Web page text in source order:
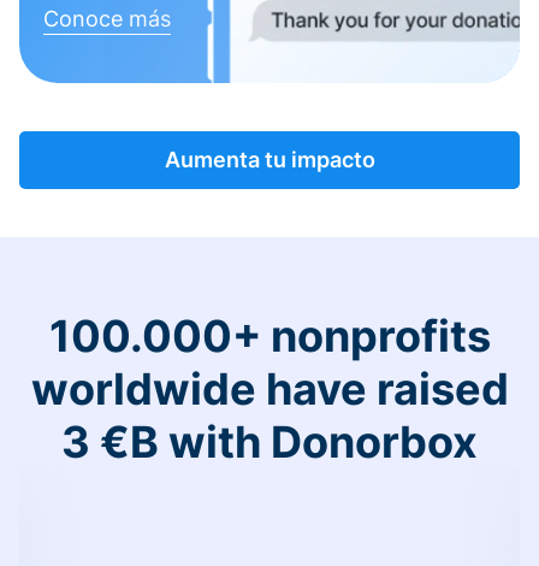
Conoce más
Aumenta tu impacto
100.000+ nonprofits
worldwide have raised
3 €B with Donorbox